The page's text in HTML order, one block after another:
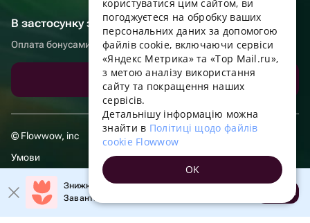
В застосунку зручніше!
Оплата бонусами, самовивіз, зручний чат підтримки
Завантажити додаток
© Flowwow, inc
Умови
Політика обробки даних
Знижка 20% на перше замовлення!
Завантажте додаток та отримайте промокод
Відкрити
UKRAINIAN
PORTUGUESE
SPANISH
HUNGARIAN
FRENCH
TURKISH
POLISH
користуватися цим сайтом, ви
погоджуєтеся на обробку ваших
персональних даних за допомогою
файлів cookie, включаючи сервіси
«Яндекс Метрика» та «Top Mail.ru»,
з метою аналізу використання
сайту та покращення наших
сервісів.
Детальнішу інформацію можна
знайти в Політиці щодо файлів
cookie Flowwow
OK